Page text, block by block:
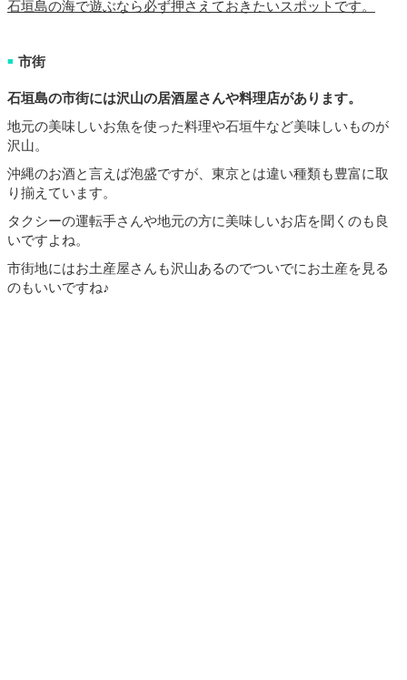
石垣島の海で遊ぶなら必ず押さえておきたいスポットです。
■ 市街
石垣島の市街には沢山の居酒屋さんや料理店があります。
地元の美味しいお魚を使った料理や石垣牛など美味しいものが
沢山。
沖縄のお酒と言えば泡盛ですが、東京とは違い種類も豊富に取
り揃えています。
タクシーの運転手さんや地元の方に美味しいお店を聞くのも良
いですよね。
市街地にはお土産屋さんも沢山あるのでついでにお土産を見る
のもいいですね♪